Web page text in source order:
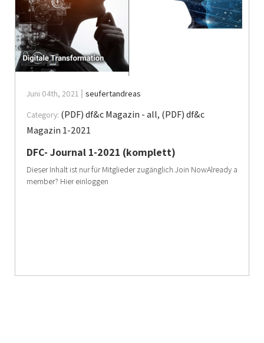
Juni 04th, 2021
seufertandreas
Category: (PDF) df&c Magazin - all, (PDF) df&c
Magazin 1-2021
DFC- Journal 1-2021 (komplett)
Dieser Inhalt ist nur für Mitglieder zugänglich.Join NowAlready a
member? Hier einloggen